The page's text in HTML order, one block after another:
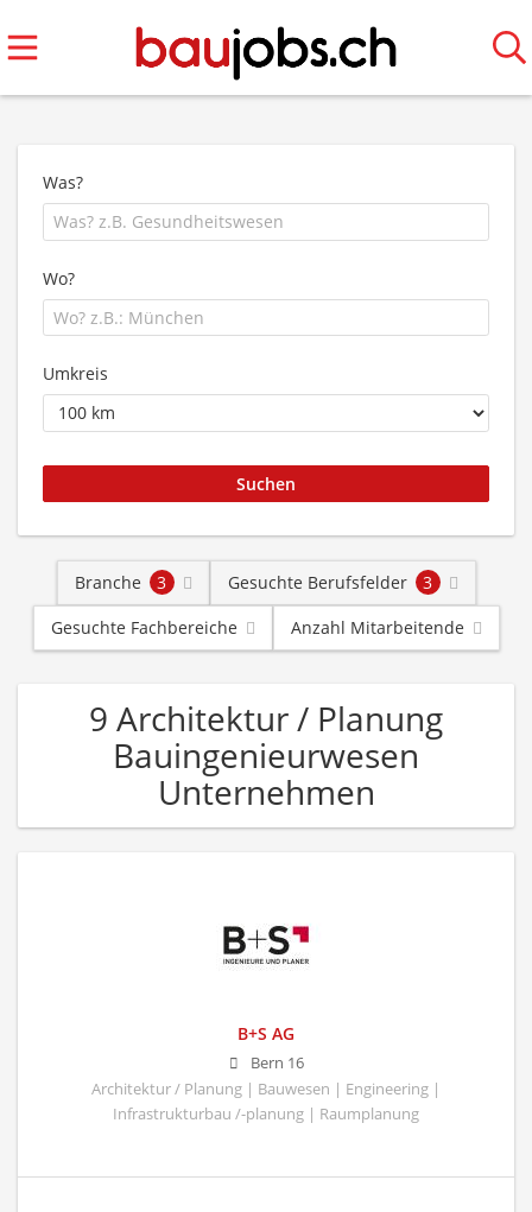
Was?
Wo?
Umkreis
Branche 3 Gesuchte Berufsfelder
3
Gesuchte Fachbereiche
Anzahl Mitarbeitende
9 Architektur / Planung
Bauingenieurwesen
Unternehmen
B+S AG
Bern 16
Architektur / Planung | Bauwesen | Engineering |
Infrastrukturbau /-planung | Raumplanung